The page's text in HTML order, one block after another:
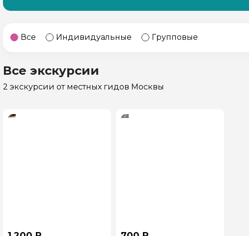
Дербент
Все Индивидуальные Групповые
Все экскурсии
2 экскурсии от местных гидов Москвы